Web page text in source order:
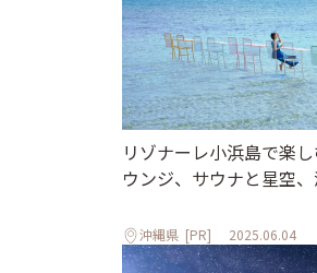
リゾナーレ小浜島で楽
ウンジ、サウナと星空
沖縄県 [PR] 2025.06.04